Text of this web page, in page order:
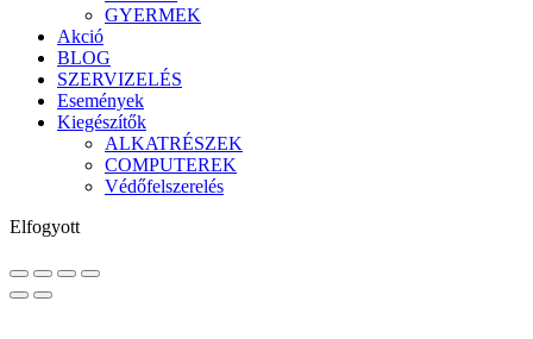
GYERMEK
Akció
BLOG
SZERVIZELÉS
Események
Kiegészítők
ALKATRÉSZEK
COMPUTEREK
Védőfelszerelés
Elfogyott